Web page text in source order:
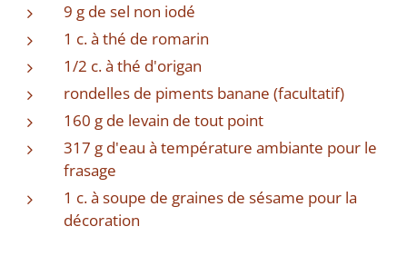
9 g de sel non iodé
1 c. à thé de romarin
1/2 c. à thé d'origan
rondelles de piments banane (facultatif)
160 g de levain de tout point
317 g d'eau à température ambiante pour le
frasage
1 c. à soupe de graines de sésame pour la
décoration